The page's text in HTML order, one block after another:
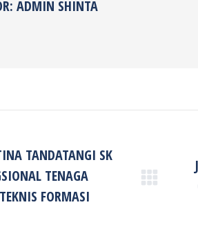
ADMIN SHINTA
TANDATANGI SK
TENAGA
FORMASI